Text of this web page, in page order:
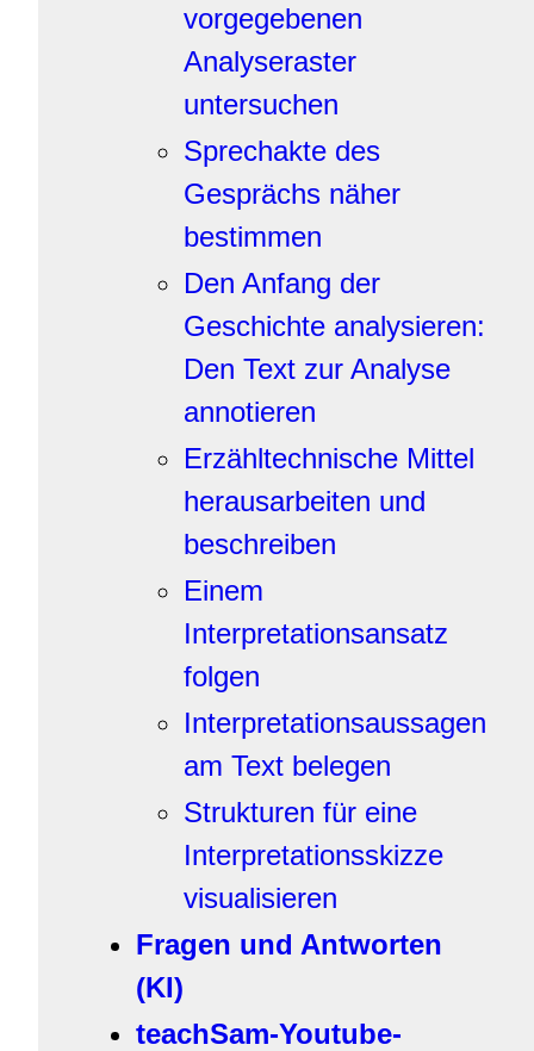
vorgegebenen
Analyseraster
untersuchen
Sprechakte des
Gesprächs näher
bestimmen
Den Anfang der
Geschichte analysieren:
Den Text zur Analyse
annotieren
Erzähltechnische Mittel
herausarbeiten und
beschreiben
Einem
Interpretationsansatz
folgen
Interpretationsaussagen
am Text belegen
Strukturen für eine
Interpretationsskizze
visualisieren
Fragen und Antworten
(KI)
teachSam-Youtube-